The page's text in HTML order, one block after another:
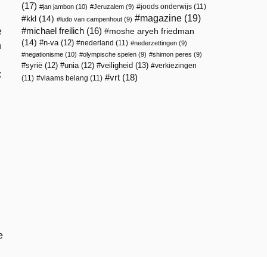
(17)
jan jambon (10) Jeruzalem (9) joods onderwijs (11)
kkl (14) ludo van campenhout (9) magazine (19)
michael freilich (16)
moshe aryeh friedman
(14)
n-va(12) nederland (11) nederzettingen (9)
negationisme (10) olympische spelen (9) shimon peres (9)
syrië (12) unia(12) veiligheid (13)
verkiezingen
(11)
vlaams belang (11) vrt (18)